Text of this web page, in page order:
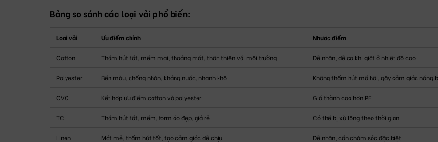
Bảng so sánh các loại vải phổ biến:
Loại vải Ưu điểm chính Nhược điểm
Cotton Thấm hút tốt, mềm mại, thoáng mát, thân thiện với môi trường Dễ nhăn, dễ co khi giặt ở nhiệt độ cao
Polyester Bền màu, chống nhăn, kháng nước, nhanh khô Không thấm hút mồ hôi, gây cảm giác nóng
CVC Kết hợp ưu điểm cotton và polyester Giá thành cao hơn PE
TC Thấm hút tốt, mềm, form áo đẹp, giá rẻ Có thể bị xù lông theo thời gian
Linen Mát mẻ, thấm hút tốt, tạo cảm giác dễ chịu Dễ nhăn, cần chăm sóc đặc biệt